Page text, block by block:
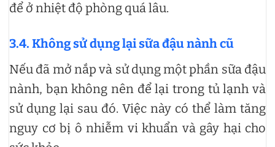
để ở nhiệt độ phòng quá lâu.
3.4. Không sử dụng lại sữa đậu nành cũ
Nếu đã mở nắp và sử dụng một phần sữa đậu
nành, bạn không nên để lại trong tủ lạnh và
sử dụng lại sau đó. Việc này có thể làm tăng
nguy cơ bị ô nhiễm vi khuẩn và gây hại cho